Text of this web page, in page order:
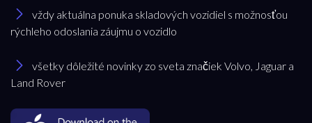
vždy aktuálna ponuka skladových vozidiel s možnosťou
rýchleho odoslania záujmu o vozidlo
všetky dôležité novinky zo sveta značiek Volvo, Jaguar a
Land Rover